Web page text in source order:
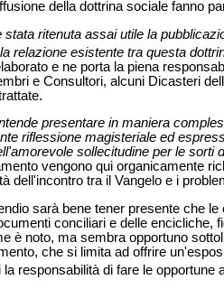
della dottrina sociale fanno
ritenuta assai utile la
relazione esistente tra questa
e ne porta la piena
e Consultori, alcuni Dicasteri
presentare in maniera
riflessione magisteriale ed
sollecitudine per le sorti
vengono qui organicamente
dell'incontro tra il Vangelo e i
sarà bene tener presente che
conciliari e delle
è noto, ma sembra opportuno
che si limita ad offrire
responsabilità di fare le